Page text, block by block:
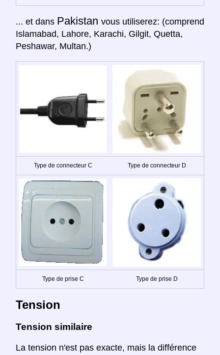
... et dans Pakistan vous utiliserez: (comprend
Islamabad, Lahore, Karachi, Gilgit, Quetta,
Peshawar, Multan.)
Type de connecteur C Type de connecteur D
Type de prise C Type de prise D
Tension
Tension similaire
La tension n'est pas exacte, mais la différence